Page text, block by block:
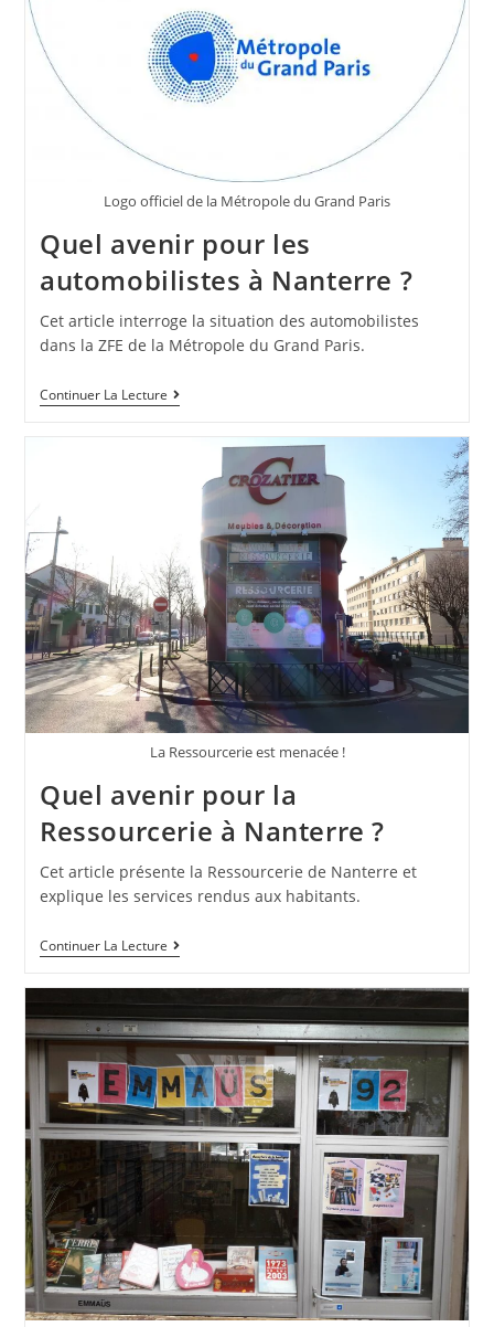
Logo officiel de la Métropole du Grand Paris
Quel avenir pour les
automobilistes à Nanterre ?
Cet article interroge la situation des automobilistes
dans la ZFE de la Métropole du Grand Paris.
Continuer La Lecture
La Ressourcerie est menacée !
Quel avenir pour la
Ressourcerie à Nanterre ?
Cet article présente la Ressourcerie de Nanterre et
explique les services rendus aux habitants.
Continuer La Lecture